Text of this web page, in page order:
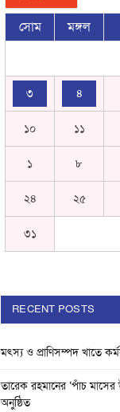
সোম মঙ্গল
৩ ৪
১০ ১১
১ ৮
২৪ ২৫
৩১
RECENT POSTS
মৎস্য ও প্রাণিসম্পদ খাতে
তারেক রহমানের ‘পাঁচ
অনুষ্ঠিত